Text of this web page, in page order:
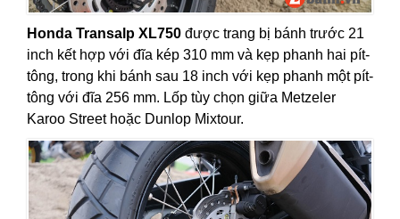
Honda Transalp XL750 được trang bị bánh trước 21
inch kết hợp với đĩa kép 310 mm và kẹp phanh hai pít-
tông, trong khi bánh sau 18 inch với kẹp phanh một pít-
tông với đĩa 256 mm. Lốp tùy chọn giữa Metzeler
Karoo Street hoặc Dunlop Mixtour.